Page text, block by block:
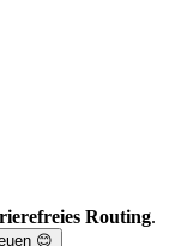
Routing.
😊